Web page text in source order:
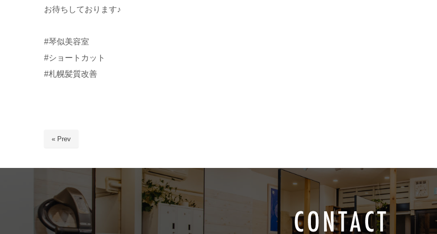
お待ちしております♪
#琴似美容室
#ショートカット
#札幌髪質改善
« Prev